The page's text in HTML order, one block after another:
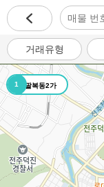
거래유형
1 팔복동2가